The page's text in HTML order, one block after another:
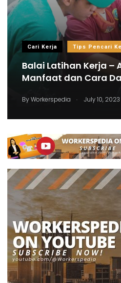
Cari Kerja Tips Pencari
Balai Latihan Kerja –
Manfaat dan Cara
ByWorkerspedia . July 10, 2023